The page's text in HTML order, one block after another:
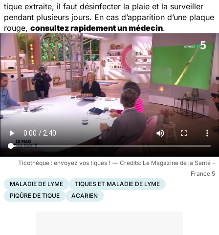
tique extraite, il faut désinfecter la plaie et la surveiller
pendant plusieurs jours. En cas d’apparition d’une plaque
rouge, consultez rapidement un médecin.
Ticothèque : envoyez vos tiques !
Le Magazine de la Santé -
France 5
MALADIE DE LYME
TIQUES ET MALADIE DE LYME
PIQÛRE DE TIQUE
ACARIEN